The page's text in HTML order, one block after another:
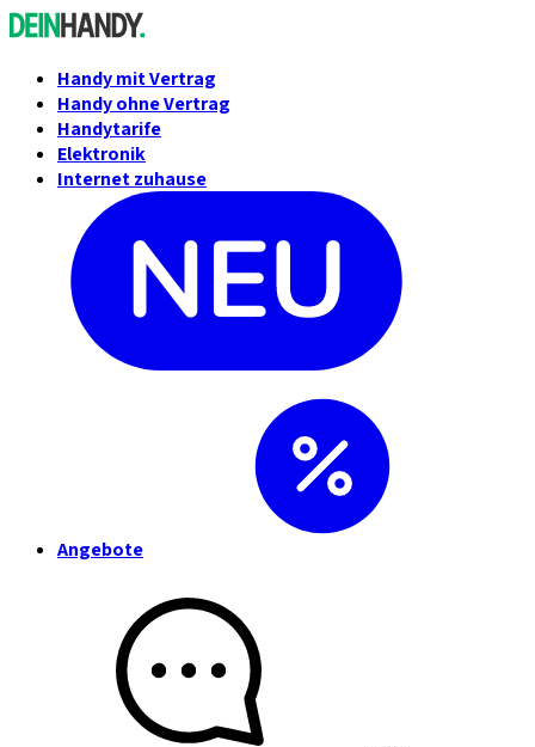
Handy mit Vertrag
Handy ohne Vertrag
Handytarife
Elektronik
Internet zuhause
Angebote